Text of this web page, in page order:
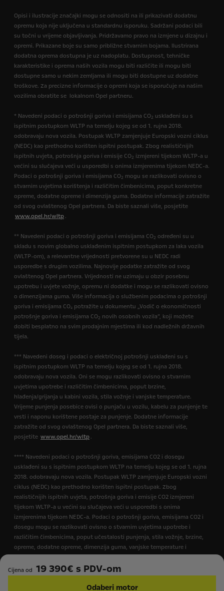
Cijena od 19 390€ s PDV-om
Odaberi motor
Opisi i ilustracije značajki mogu se odnositi na ili prikazivati dodatnu
opremu koja nije uključena u standardnu isporuku. Sadržani podaci bili
su točni u vrijeme objavljivanja. Pridržavamo pravo na izmjene u dizajnu i
opremi. Prikazane boje su samo približne stvarnim bojama. Ilustrirana
dodatna oprema dostupna je uz nadoplatu. Dostupnost, tehničke
karakteristike i oprema naših vozila mogu biti različite ili mogu biti
dostupne samo u nekim zemljama ili mogu biti dostupne uz dodatne
troškove. Za precizne informacije o opremi koja se isporučuje na našim
vozilima obratite se lokalnom Opel partneru.
* Navedeni podaci o potrošnji goriva i emisijama CO2 usklađeni su s
ispitnim postupkom WLTP na temelju kojeg se od 1. rujna 2018.
odobravaju nova vozila. Postupak WLTP zamjenjuje Europski vozni ciklus
(NEDC) kao prethodno korišten ispitni postupak. Zbog realističnijih
ispitnih uvjeta, potrošnja goriva i emisije CO2 izmjereni tijekom WLTP-a u
većini su slučajeva veći u usporedbi s onima izmjerenima tijekom NEDC-a.
Podaci o potrošnji goriva i emisijama CO2 mogu se razlikovati ovisno o
stvarnim uvjetima korištenja i različitim čimbenicima, poput konkretne
opreme, dodatne opreme i dimenzija guma. Dodatne informacije zatražite
od svog ovlaštenog Opel partnera. Da biste saznali više, posjetite
www.opel.hr/wltp .
** Navedeni podaci o potrošnji goriva i emisijama CO2 određeni su u
skladu s novim globalno usklađenim ispitnim postupkom za laka vozila
(WLTP-om), a relevantne vrijednosti pretvorene su u NEDC radi
usporedbe s drugim vozilima. Najnovije podatke zatražite od svog
ovlaštenog Opel partnera. Vrijednosti ne uzimaju u obzir posebnu
upotrebu i uvjete vožnje, opremu ni dodatke i mogu se razlikovati ovisno
o dimenzijama guma. Više informacija o službenim podacima o potrošnji
goriva i emisijama CO₂ potražite u dokumentu „Vodič o ekonomičnosti
potrošnje goriva i emisijama CO2 novih osobnih vozila”, koji možete
dobiti besplatno na svim prodajnim mjestima ili kod nadležnih državnih
tijela.
*** Navedeni doseg i podaci o električnoj potrošnji usklađeni su s
ispitnim postupkom WLTP na temelju kojeg se od 1. rujna 2018.
odobravaju nova vozila. Oni se mogu razlikovati ovisno o stvarnim
uvjetima upotrebe i različitim čimbenicima, poput brzine,
hlađenja/grijanja u kabini vozila, stila vožnje i vanjske temperature.
Vrijeme punjenja posebice ovisi o punjaču u vozilu, kabelu za punjenje te
vrsti i naponu korištene postaje za punjenje. Dodatne informacije
zatražite od svog ovlaštenog Opel partnera. Da biste saznali više,
posjetite www.opel.hr/wltp .
**** Navedeni podaci o potrošnji goriva, emisijama CO2 i dosegu
usklađeni su s ispitnim postupkom WLTP na temelju kojeg se od 1. rujna
2018. odobravaju nova vozila. Postupak WLTP zamjenjuje Europski vozni
ciklus (NEDC) kao prethodno korišten ispitni postupak. Zbog
realističnijih ispitnih uvjeta, potrošnja goriva i emisije CO2 izmjereni
tijekom WLTP-a u većini su slučajeva veći u usporedbi s onima
izmjerenima tijekom NEDC-a. Podaci o potrošnji goriva, emisijama CO2 i
dosegu mogu se razlikovati ovisno o stvarnim uvjetima upotrebe i
različitim čimbenicima, poput učestalosti punjenja, stila vožnje, brzine,
opreme, dodatne opreme, dimenzija guma, vanjske temperature i
hlađenja/grijanja u kabini vozila. Dodatne informacije zatražite od svog
ovlaštenog Opel partnera. Da biste saznali više, posjetite
www.opel.hr/wltp.